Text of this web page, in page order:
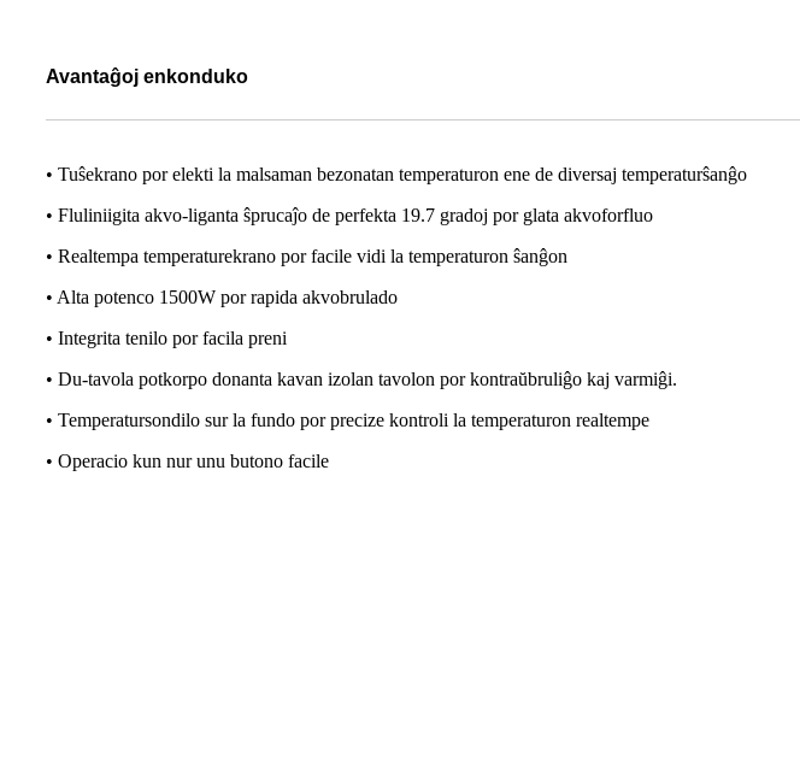
Avantaĝoj enkonduko
• Tuŝekrano por elekti la malsaman bezonatan temperaturon ene de diversaj temperaturŝanĝo
• Fluliniigita akvo-liganta ŝprucaĵo de perfekta 19.7 gradoj por glata akvoforfluo
• Realtempa temperaturekrano por facile vidi la temperaturon ŝanĝon
• Alta potenco 1500W por rapida akvobrulado
• Integrita tenilo por facila preni
• Du-tavola potkorpo donanta kavan izolan tavolon por kontraŭbruliĝo kaj varmiĝi.
• Temperatursondilo sur la fundo por precize kontroli la temperaturon realtempe
• Operacio kun nur unu butono facile